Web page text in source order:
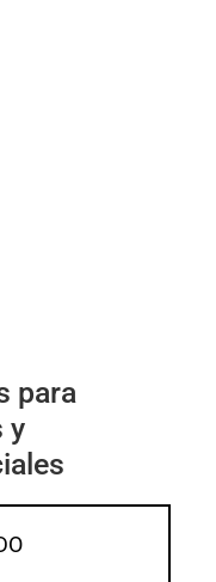
para
y